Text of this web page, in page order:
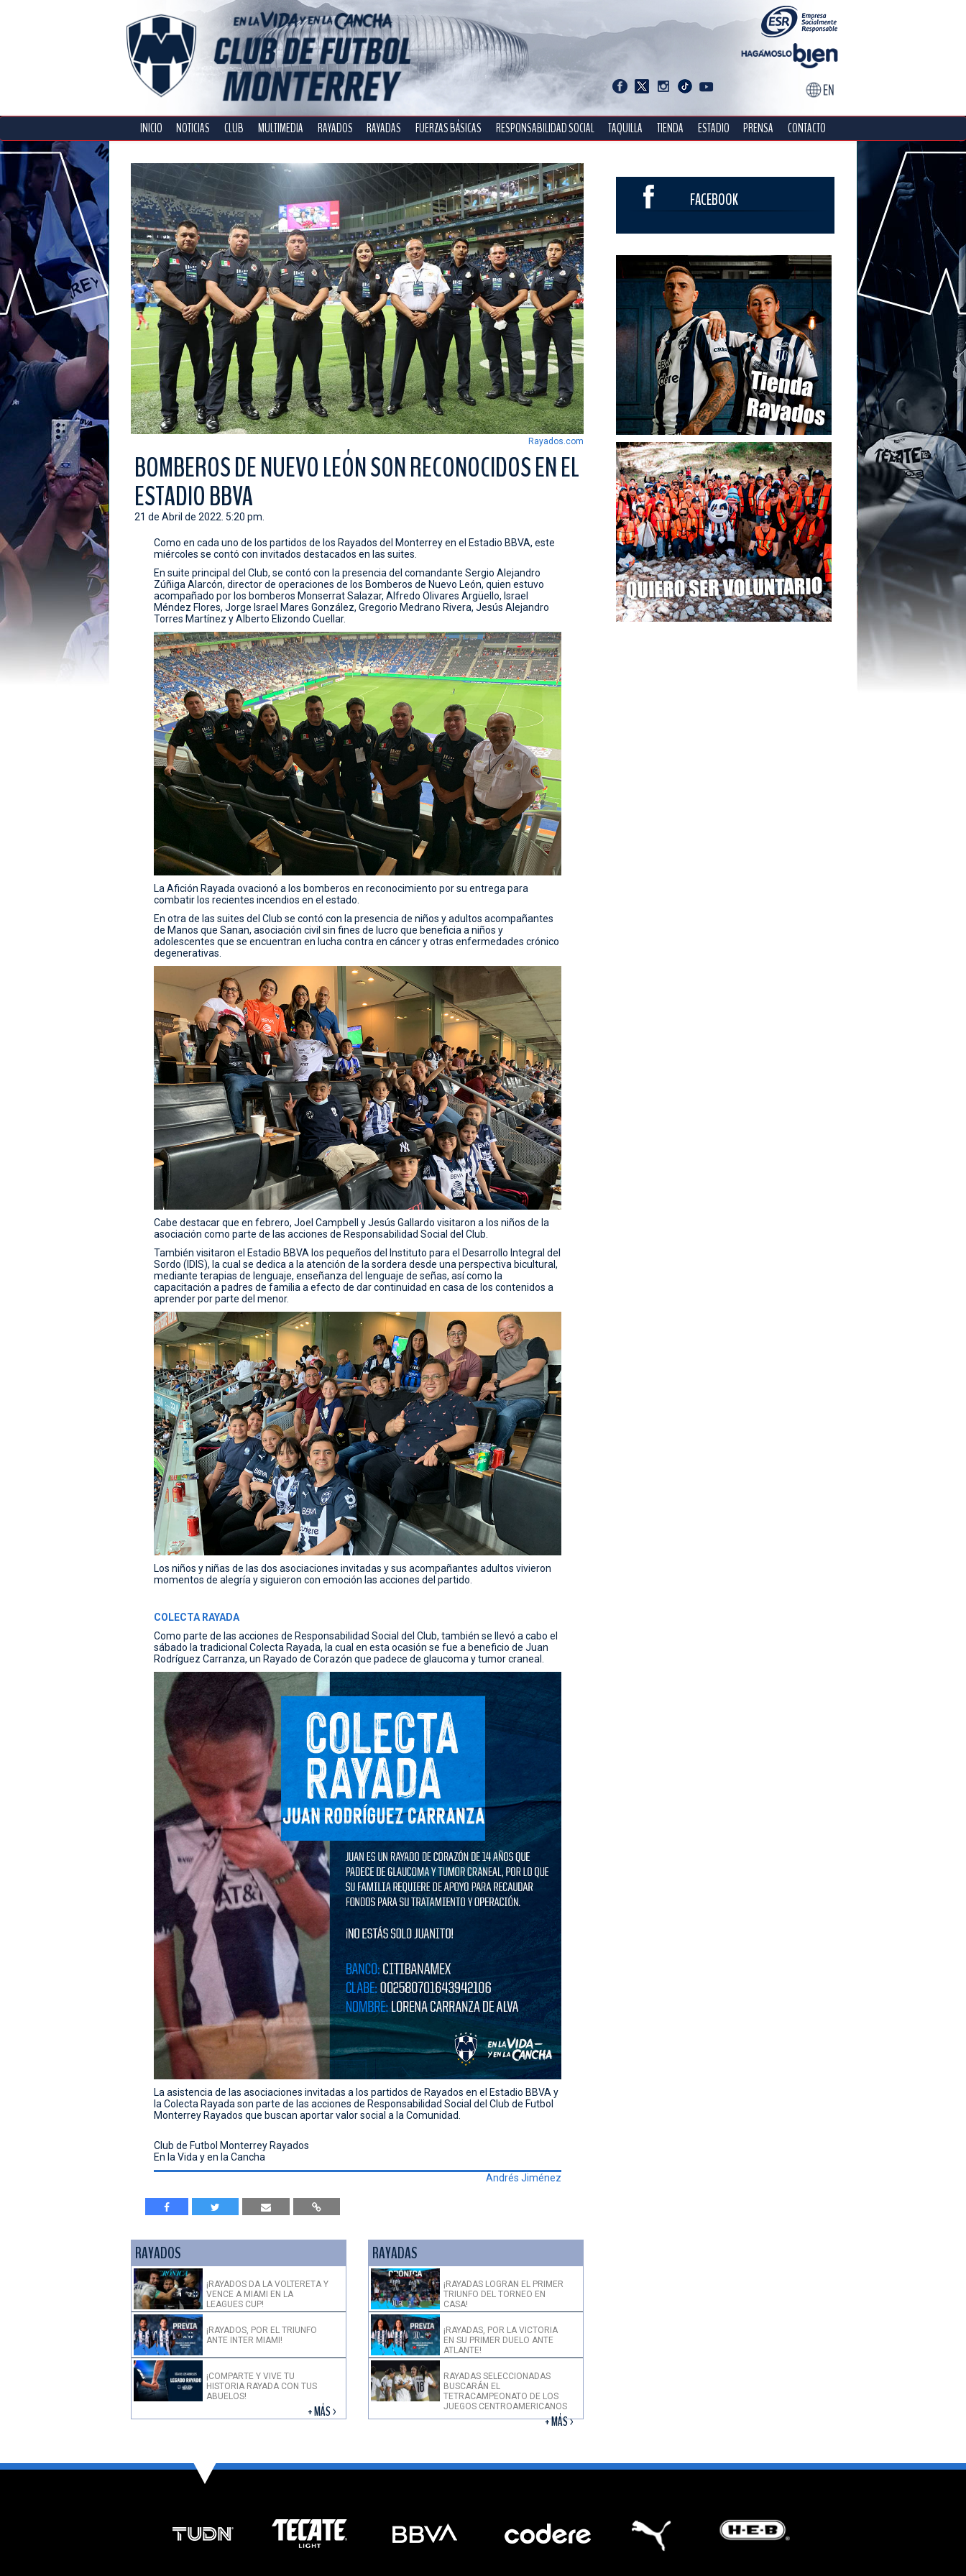
INICIO NOTICIAS CLUB MULTIMEDIA RAYADOS RAYADAS FUERZAS BÁSICAS RESPONSABILIDAD SOCIAL TAQUILLA TIENDA ESTADIO PRENSA CONTACTO
Rayados.com
BOMBEROS DE NUEVO LEÓN SON RECONOCIDOS EN EL
ESTADIO BBVA
21 de Abril de 2022. 5:20 pm.
Como en cada uno de los partidos de los Rayados del Monterrey en el Estadio BBVA, este
miércoles se contó con invitados destacados en las suites.
En suite principal del Club, se contó con la presencia del comandante Sergio Alejandro
Zúñiga Alarcón, director de operaciones de los Bomberos de Nuevo León, quien estuvo
acompañado por los bomberos Monserrat Salazar, Alfredo Olivares Argüello, Israel
Méndez Flores, Jorge Israel Mares González, Gregorio Medrano Rivera, Jesús Alejandro
Torres Martínez y Alberto Elizondo Cuellar.
La Afición Rayada ovacionó a los bomberos en reconocimiento por su entrega para
combatir los recientes incendios en el estado.
En otra de las suites del Club se contó con la presencia de niños y adultos acompañantes
de Manos que Sanan, asociación civil sin fines de lucro que beneficia a niños y
adolescentes que se encuentran en lucha contra en cáncer y otras enfermedades crónico
degenerativas.
Cabe destacar que en febrero, Joel Campbell y Jesús Gallardo visitaron a los niños de la
asociación como parte de las acciones de Responsabilidad Social del Club.
También visitaron el Estadio BBVA los pequeños del Instituto para el Desarrollo Integral del
Sordo (IDIS), la cual se dedica a la atención de la sordera desde una perspectiva bicultural,
mediante terapias de lenguaje, enseñanza del lenguaje de señas, así como la
capacitación a padres de familia a efecto de dar continuidad en casa de los contenidos a
aprender por parte del menor.
Los niños y niñas de las dos asociaciones invitadas y sus acompañantes adultos vivieron
momentos de alegría y siguieron con emoción las acciones del partido.
COLECTA RAYADA
Como parte de las acciones de Responsabilidad Social del Club, también se llevó a cabo el
sábado la tradicional Colecta Rayada, la cual en esta ocasión se fue a beneficio de Juan
Rodríguez Carranza, un Rayado de Corazón que padece de glaucoma y tumor craneal.
La asistencia de las asociaciones invitadas a los partidos de Rayados en el Estadio BBVA y
la Colecta Rayada son parte de las acciones de Responsabilidad Social del Club de Futbol
Monterrey Rayados que buscan aportar valor social a la Comunidad.
Club de Futbol Monterrey Rayados
En la Vida y en la Cancha
Andrés Jiménez
RAYADOS
¡RAYADOS DA LA VOLTERETA Y
VENCE A MIAMI EN LA
LEAGUES CUP!
¡RAYADOS, POR EL TRIUNFO
ANTE INTER MIAMI!
¡COMPARTE Y VIVE TU
HISTORIA RAYADA CON TUS
ABUELOS!
+ MÁS >
RAYADAS
¡RAYADAS LOGRAN EL PRIMER
TRIUNFO DEL TORNEO EN
CASA!
¡RAYADAS, POR LA VICTORIA
EN SU PRIMER DUELO ANTE
ATLANTE!
RAYADAS SELECCIONADAS
BUSCARÁN EL
TETRACAMPEONATO DE LOS
JUEGOS CENTROAMERICANOS
+ MÁS >
FACEBOOK